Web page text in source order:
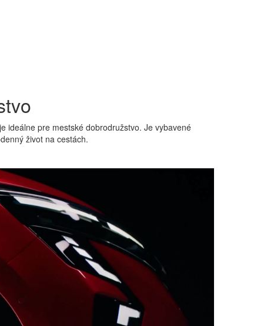
ideálne pre mestské dobrodružstvo. Je vybavené
život na cestách.